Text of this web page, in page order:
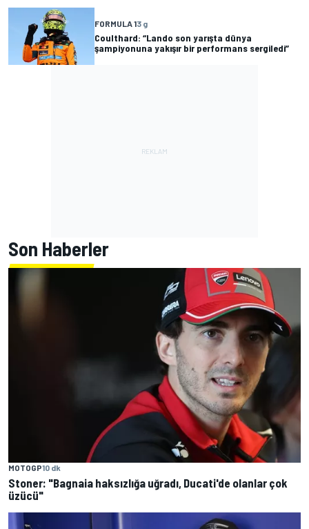
FORMULA 13 g
Coulthard: “Lando son yarışta dünya
şampiyonuna yakışır bir performans sergiledi”
Son Haberler
MOTOGP10 dk
Stoner: "Bagnaia haksızlığa uğradı, Ducati'de olanlar çok
üzücü"